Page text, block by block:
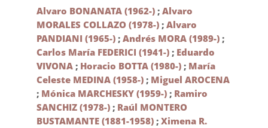
Alvaro BONANATA (1962-); Alvaro
MORALES COLLAZO (1978-); Alvaro
PANDIANI (1965-); Andrés MORA (1989-);
Carlos María FEDERICI (1941-); Eduardo
VIVONA; Horacio BOTTA (1980-); María
Celeste MEDINA (1958-); Miguel AROCENA
; Mónica MARCHESKY (1959-); Ramiro
SANCHIZ (1978-); Raúl MONTERO
BUSTAMANTE (1881-1958); Ximena R.